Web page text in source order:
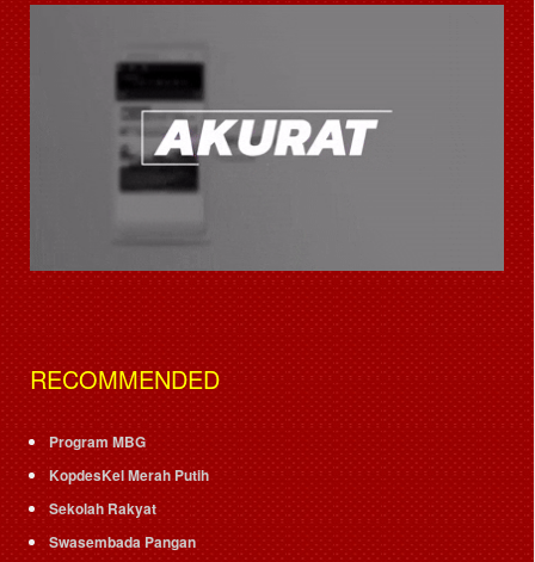
RECOMMENDED
Program MBG
KopdesKel Merah Putih
Sekolah Rakyat
Swasembada Pangan